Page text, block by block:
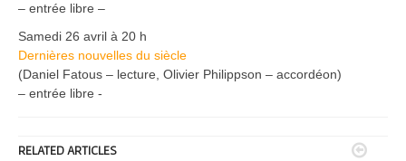
– entrée libre –
Samedi 26 avril à 20 h
Dernières nouvelles du siècle
(Daniel Fatous – lecture, Olivier Philippson – accordéon)
– entrée libre -
RELATED ARTICLES 